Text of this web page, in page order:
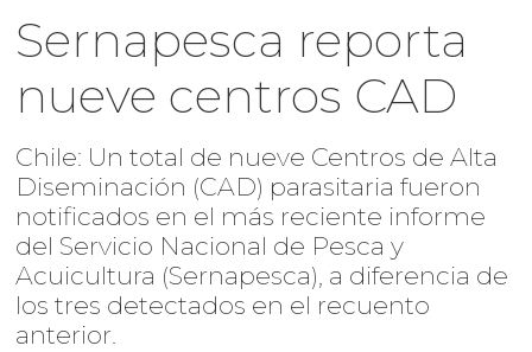
Sernapesca reporta
nueve centros CAD
Chile: Un total de nueve Centros de Alta
Diseminación (CAD) parasitaria fueron
notificados en el más reciente informe
del Servicio Nacional de Pesca y
Acuicultura (Sernapesca), a diferencia de
los tres detectados en el recuento
anterior.